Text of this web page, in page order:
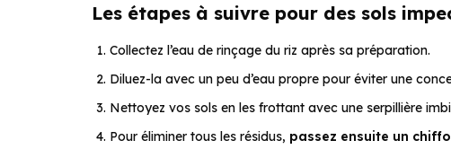
Les étapes à suivre pour des sols
Collectez l’eau de rinçage du riz après sa préparation.
Diluez-la avec un peu d’eau propre pour éviter une
Nettoyez vos sols en les frottant avec une serpillière
Pour éliminer tous les résidus, passez ensuite un